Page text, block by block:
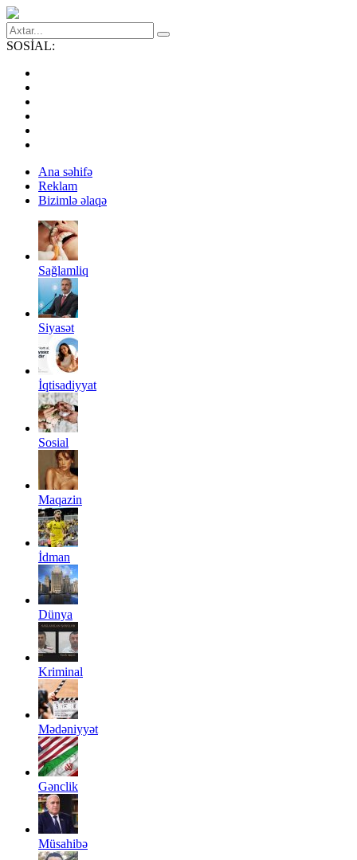
SOSİAL:
Ana səhifə
Reklam
Bizimlə əlaqə
Sağlamliq
Siyasət
İqtisadiyyat
Sosial
Maqazin
İdman
Dünya
Kriminal
Mədəniyyət
Gənclik
Müsahibə